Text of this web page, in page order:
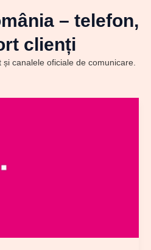
– telefon,
clienți
canalele oficiale de comunicare.